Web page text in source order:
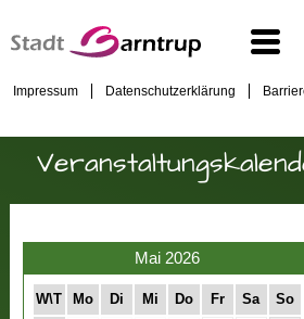
Impressum Datenschutzerklärung
Mai 2026
W\T Mo Di Mi Do Fr Sa So